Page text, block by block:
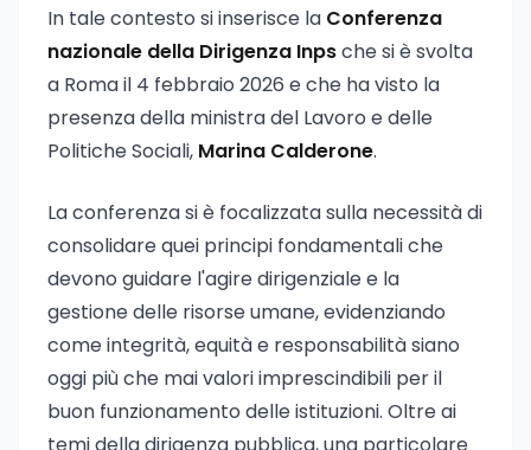
In tale contesto si inserisce la Conferenza
nazionale della Dirigenza Inpsche si è svolta
a Roma il 4 febbraio 2026 e che ha visto la
presenza della ministra del Lavoro e delle
Politiche Sociali, Marina Calderone.
La conferenza si è focalizzata sulla necessità di
consolidare quei principi fondamentali che
devono guidare l'agire dirigenziale e la
gestione delle risorse umane, evidenziando
come integrità, equità e responsabilità siano
oggi più che mai valori imprescindibili per il
buon funzionamento delle istituzioni. Oltre ai